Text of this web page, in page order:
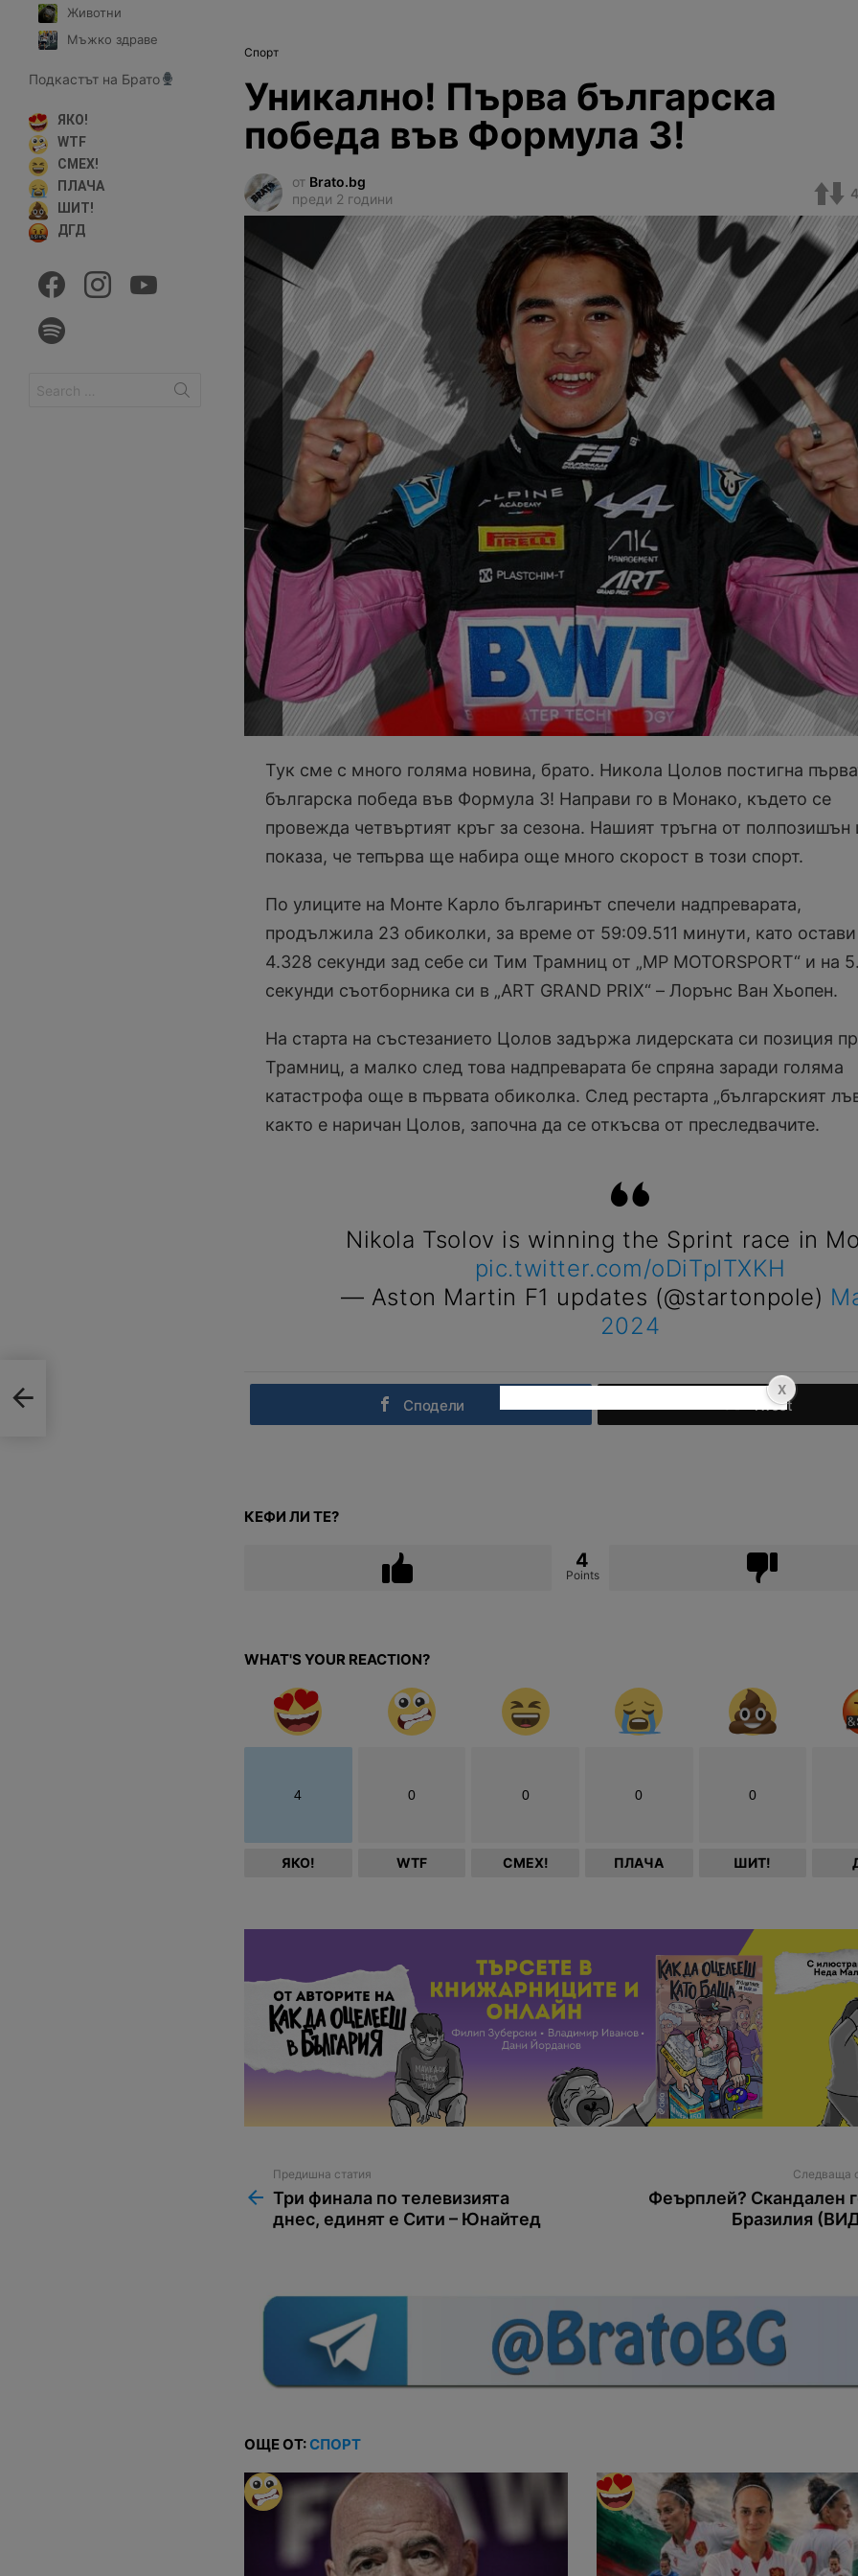
Спорт
Уникално! Първа българска
победа във Формула 3!
от Brato.bg
преди 2 години
4
Тук сме с много голяма новина, брато. Никола Цолов постигна
българска победа във Формула 3! Направи го в Монако, където се
провежда четвъртият кръг за сезона. Нашият тръгна от полпозишън
показа, че тепърва ще набира още много скорост в този спорт.
По улиците на Монте Карло българинът спечели надпреварата,
продължила 23 обиколки, за време от 59:09.511 минути, като остави
4.328 секунди зад себе си Тим Трамниц от „MP MOTORSPORT“ и на
секунди съотборника си в „ART GRAND PRIX“ – Лорънс Ван Хьопен.
На старта на състезанието Цолов задържа лидерската си позиция
Трамниц, а малко след това надпреварата бе спряна заради голяма
катастрофа още в първата обиколка. След рестарта „българският
както е наричан Цолов, започна да се откъсва от преследвачите.
Nikola Tsolov is winning the Sprint race in
pic.twitter.com/oDiTpITXKH
— Aston Martin F1 updates (@startonpole)
2024
Сподели Tweet
КЕФИ ЛИ ТЕ?
4
Points
WHAT'S YOUR REACTION?
4
ЯКО!
0
WTF
0
СМЕХ!
0
ПЛАЧА
0
ШИТ!
more
Предишна статия
Три финала по телевизията
днес, единят е Сити – Юнайтед
Следваща
Феърплей? Скандален
Бразилия
ОЩЕ ОТ:СПОРТ
Животни
Мъжко здраве
Подкастът на Брато
ЯКО!
WTF
СМЕХ!
ПЛАЧА
ШИТ!
ДГД
for: